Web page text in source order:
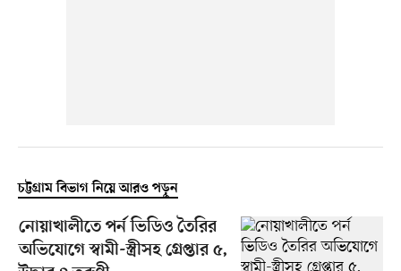
চট্টগ্রাম বিভাগ নিয়ে আরও পড়ুন
নোয়াখালীতে পর্ন ভিডিও তৈরির
অভিযোগে স্বামী-স্ত্রীসহ গ্রেপ্তার ৫,